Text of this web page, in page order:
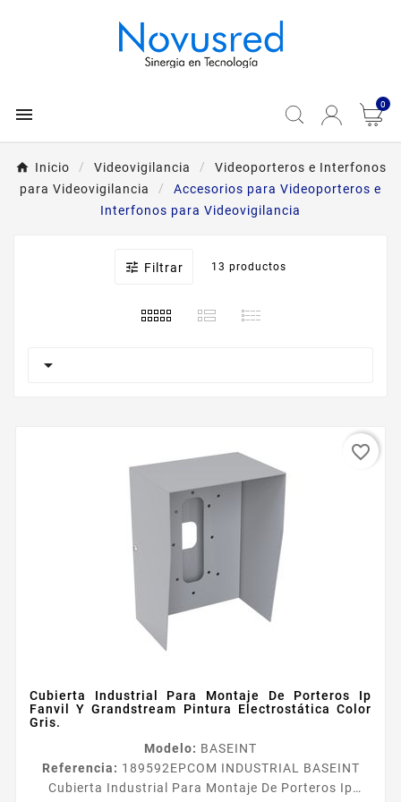
 0
Inicio Videovigilancia
Videoporteros e Interfonos
para Videovigilancia
Accesorios para Videoporteros e
Interfonos para Videovigilancia
 Filtrar 13 productos

Cubierta Industrial Para Montaje De Porteros Ip
Fanvil Y Grandstream Pintura Electrostática Color
Gris.
Modelo: BASEINT
Referencia: 189592EPCOM INDUSTRIAL BASEINT
Cubierta Industrial Para Montaje De Porteros Ip
favorite_border